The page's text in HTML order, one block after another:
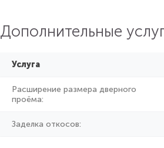
Дополнительные
Услуга
Расширение размера дверного
проёма:
Заделка откосов: